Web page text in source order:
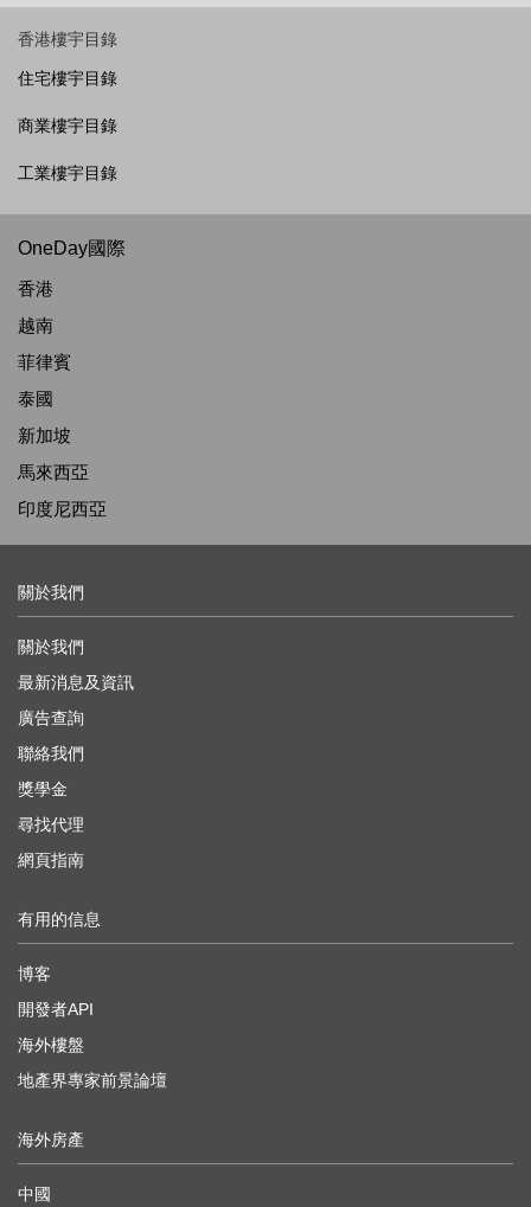
香港樓宇目錄
住宅樓宇目錄
商業樓宇目錄
工業樓宇目錄
OneDay國際
香港
越南
菲律賓
泰國
新加坡
馬來西亞
印度尼西亞
關於我們
關於我們
最新消息及資訊
廣告查詢
聯絡我們
獎學金
尋找代理
網頁指南
有用的信息
博客
開發者API
海外樓盤
地產界專家前景論壇
海外房產
中國